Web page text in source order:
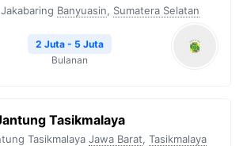
Banyuasin, Sumatera Selatan
2 Juta - 5 Juta
Bulanan
Tasikmalaya
Tasikmalaya Jawa Barat, Tasikmalaya